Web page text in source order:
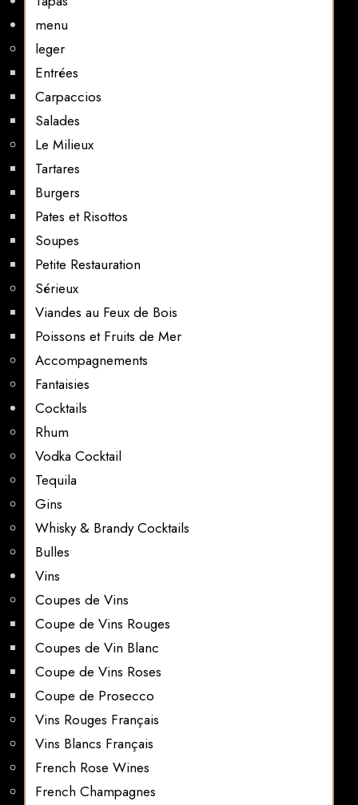
menu
leger
Entrées
Carpaccios
Salades
Le Milieux
Tartares
Burgers
Pates et Risottos
Soupes
Petite Restauration
Sérieux
Viandes au Feux de Bois
Poissons et Fruits de Mer
Accompagnements
Fantaisies
Cocktails
Rhum
Vodka Cocktail
Tequila
Gins
Whisky & Brandy Cocktails
Bulles
Vins
Coupes de Vins
Coupe de Vins Rouges
Coupes de Vin Blanc
Coupe de Vins Roses
Coupe de Prosecco
Vins Rouges Français
Vins Blancs Français
French Rose Wines
French Champagnes